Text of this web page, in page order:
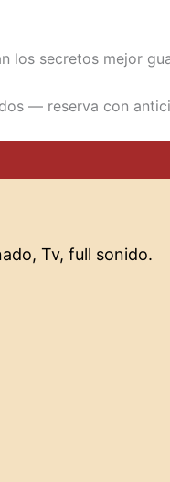
los secretos mejor
— reserva con
Tv, full sonido.